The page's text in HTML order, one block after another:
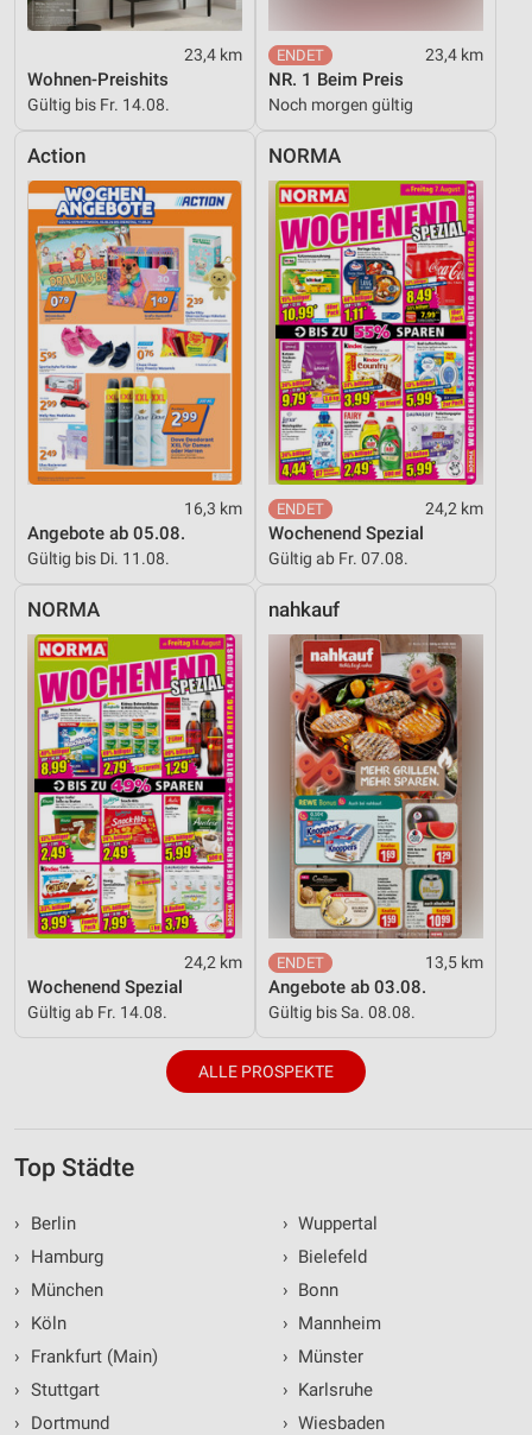
23,4 km
Wohnen-Preishits
Gültig bis Fr. 14.08.
23,4 km
NR. 1 Beim Preis
Noch morgen gültig
Action
16,3 km
Angebote ab 05.08.
Gültig bis Di. 11.08.
NORMA
24,2 km
Wochenend Spezial
Gültig ab Fr. 07.08.
NORMA
24,2 km
Wochenend Spezial
Gültig ab Fr. 14.08.
nahkauf
13,5 km
Angebote ab 03.08.
Gültig bis Sa. 08.08.
ALLE PROSPEKTE
Top Städte
›
Berlin
›
Hamburg
›
München
›
Köln
›
Frankfurt (Main)
› Stuttgart
›
Dortmund
› Wuppertal
› Bielefeld
› Bonn
› Mannheim
› Münster
› Karlsruhe
› Wiesbaden